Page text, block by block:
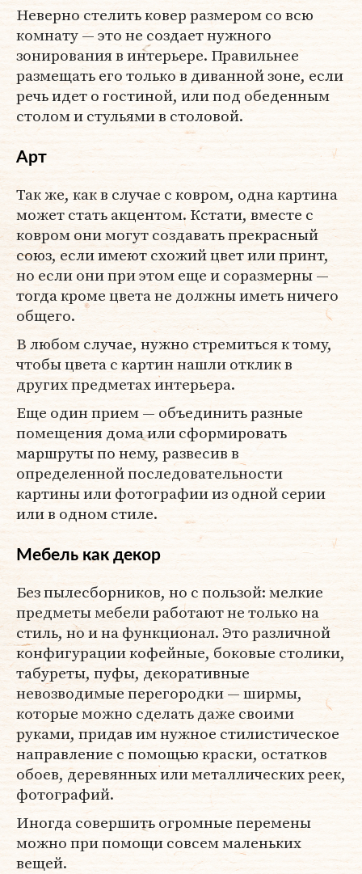
Неверно стелить ковер размером со всю
комнату — это не создает нужного
зонирования в интерьере. Правильнее
размещать его только в диванной зоне, если
речь идет о гостиной, или под обеденным
столом и стульями в столовой.
Арт
Так же, как в случае с ковром, одна картина
может стать акцентом. Кстати, вместе с
ковром они могут создавать прекрасный
союз, если имеют схожий цвет или принт,
но если они при этом еще и соразмерны —
тогда кроме цвета не должны иметь ничего
общего.
В любом случае, нужно стремиться к тому,
чтобы цвета с картин нашли отклик в
других предметах интерьера.
Еще один прием — объединить разные
помещения дома или сформировать
маршруты по нему, развесив в
определенной последовательности
картины или фотографии из одной серии
или в одном стиле.
Мебель как декор
Без пылесборников, но с пользой: мелкие
предметы мебели работают не только на
стиль, но и на функционал. Это различной
конфигурации кофейные, боковые столики,
табуреты, пуфы, декоративные
невозводимые перегородки — ширмы,
которые можно сделать даже своими
руками, придав им нужное стилистическое
направление с помощью краски, остатков
обоев, деревянных или металлических реек,
фотографий.
Иногда совершить огромные перемены
можно при помощи совсем маленьких
вещей.